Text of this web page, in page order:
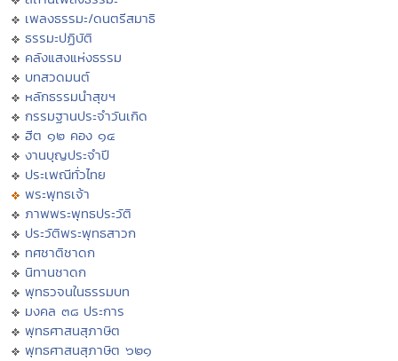
เพลงธรรมะ/ดนตรีสมาธิ
ธรรมะปฏิบัติ
คลังแสงแห่งธรรม
บทสวดมนต์
หลักธรรมนำสุขฯ
กรรมฐานประจำวันเกิด
ฮีต ๑๒ คอง ๑๔
งานบุญประจำปี
ประเพณีทั่วไทย
พระพุทธเจ้า
ภาพพระพุทธประวัติ
ประวัติพระพุทธสาวก
ทศชาติชาดก
นิทานชาดก
พุทธวจนในธรรมบท
มงคล ๓๘ ประการ
พุทธศาสนสุภาษิต
พุทธศาสนสุภาษิต ๖๒๑